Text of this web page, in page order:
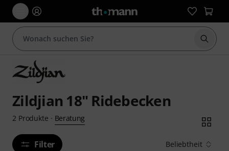
Suche
Zildjian 18" Ridebecken
2 Produkte · Beratung
Filter Beliebtheit